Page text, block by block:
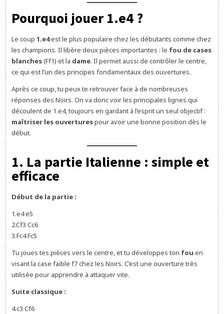
Pourquoi jouer 1.e4 ?
Le coup1.e4est le plus populaire chez les débutants comme chez
les champions. Il libère deux pièces importantes : le fou de cases
blanches(Ff1) et la dame. Il permet aussi de contrôler le centre,
ce qui est l’un des principes fondamentaux des ouvertures.
Après ce coup, tu peux te retrouver face à de nombreuses
réponses des Noirs. On va donc voir les principales lignes qui
découlent de 1.e4, toujours en gardant à l’esprit un seul objectif :
maîtriser les ouverturespour avoir une bonne position dès le
début.
1. La partie Italienne : simple et
efficace
Début de la partie :
1.e4 e5
2.Cf3 Cc6
3.Fc4 Fc5
Tu joues tes pièces vers le centre, et tu développes ton fou en
visant la case faible f7 chez les Noirs. C’est une ouverture très
utilisée pour apprendre à attaquer vite.
Suite classique :
4.c3 Cf6